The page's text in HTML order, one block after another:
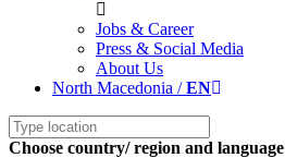
Jobs & Career
Press & Social Media
About Us
North Macedonia /EN
Choose country/ region and language